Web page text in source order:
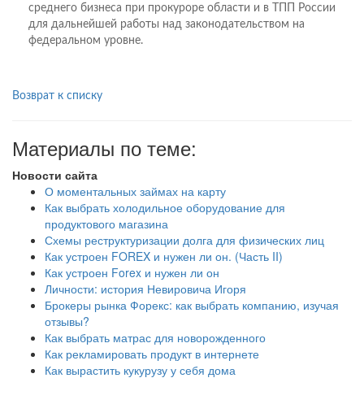
среднего бизнеса при прокуроре области и в ТПП России
для дальнейшей работы над законодательством на
федеральном уровне.
Возврат к списку
Материалы по теме:
Новости сайта
О моментальных займах на карту
Как выбрать холодильное оборудование для
продуктового магазина
Схемы реструктуризации долга для физических лиц
Как устроен FOREX и нужен ли он. (Часть II)
Как устроен Forex и нужен ли он
Личности: история Невировича Игоря
Брокеры рынка Форекс: как выбрать компанию, изучая
отзывы?
Как выбрать матрас для новорожденного
Как рекламировать продукт в интернете
Как вырастить кукурузу у себя дома